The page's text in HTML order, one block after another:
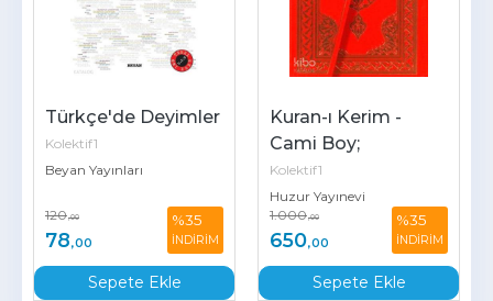
Sepete Ekle
Türkçe'de Deyimler
Kolektif1
Beyan Yayınları
%35
İNDİRİM
120,00
78,00
Sepete Ekle
Kuran-ı Kerim -
Cami Boy;
Bilgisayar Hatlı 2
Renk
Kolektif1
Huzur Yayınevi
%35
İNDİRİM
1.000,00
650,00